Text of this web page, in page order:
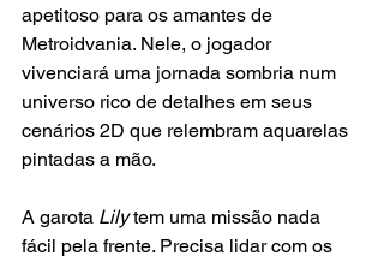
apetitoso para os amantes de
Metroidvania. Nele, o jogador
vivenciará uma jornada sombria num
universo rico de detalhes em seus
cenários 2D que relembram aquarelas
pintadas a mão.
A garota Lily tem uma missão nada
fácil pela frente. Precisa lidar com os